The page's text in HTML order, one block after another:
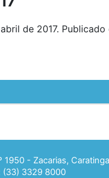
de 2017.
1950 - Zacarias,
(33) 3329 8000